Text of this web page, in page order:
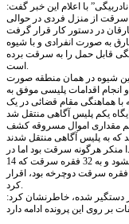
با اعلام این خبر گفت:
سرقت از منزل فردی در حوالی
به صورت انفرادی و با شیوه
قابل حمل را به سرقت برده
است.
شیوه در همان منطقه صورت
و انجام اقدامات پلیسی موفق به
هماهنگی مقام قضائی در یک
مقداری اموال مسروقه کشف
منکر هرگونه سرقت بود اما در
مواجهه با مدارک و مستندات به ناچار لب به اعتراف گشود و به 32 فقره سرقت که 14
فقره آن سرقت از منزل،16 فقره اماکن خصوصی و 2 فقره سرقت دوچرخه بود، اقرار
کرد.
اموال مسروقه نیز دستگیر شده، خاطرنشان کرد: